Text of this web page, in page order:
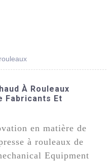
À Rouleaux
Fabricants Et
en matière de
à rouleaux de
Equipment